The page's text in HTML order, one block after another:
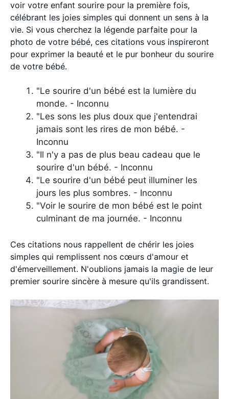
voir votre enfant sourire pour la première fois,
célébrant les joies simples qui donnent un sens à la
vie. Si vous cherchez la légende parfaite pour la
photo de votre bébé, ces citations vous inspireront
pour exprimer la beauté et le pur bonheur du sourire
de votre bébé.
"Le sourire d'un bébé est la lumière du
monde. - Inconnu
"Les sons les plus doux que j'entendrai
jamais sont les rires de mon bébé. -
Inconnu
"Il n'y a pas de plus beau cadeau que le
sourire d'un bébé. - Inconnu
"Le sourire d'un bébé peut illuminer les
jours les plus sombres. - Inconnu
"Voir le sourire de mon bébé est le point
culminant de ma journée. - Inconnu
Ces citations nous rappellent de chérir les joies
simples qui remplissent nos cœurs d'amour et
d'émerveillement. N'oublions jamais la magie de leur
premier sourire sincère à mesure qu'ils grandissent.